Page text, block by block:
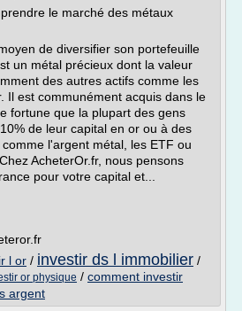
le marché des métaux
de diversifier son portefeuille
un métal précieux dont la valeur
des autres actifs comme les
Il est communément acquis dans le
fortune que la plupart des gens
de leur capital en or ou à des
l'argent métal, les ETF ou
AcheterOr.fr, nous pensons
pour votre capital et...
l or / investir ds l immobilier /
or physique / comment investir
argent